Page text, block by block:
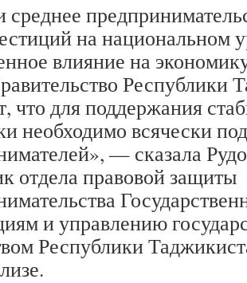
на национальном
влияние на
Республики
что для поддержания
необходимо всячески
— сказала
отдела правовой защиты
и управлению
Республики